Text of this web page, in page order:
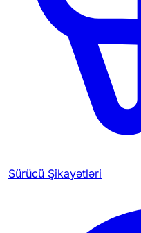
Sürücü Şikayətləri